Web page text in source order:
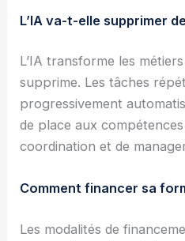
L’IA va-t-elle supprimer
L’IA transforme les
supprime. Les tâches
progressivement
de place aux compétences
coordination et de
Comment financer sa
Les modalités de